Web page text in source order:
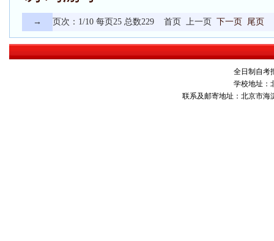
→ 页次：1/10 每页25 总数229 首页 上一页 下一页 尾页
全日制自考
学校地址：
联系及邮寄地址：北京市海